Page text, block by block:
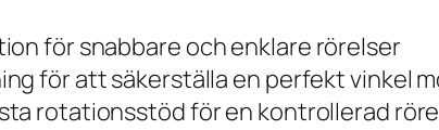
för snabbare och enklare rörelser
för att säkerställa en perfekt vinkel
rotationsstöd för en kontrollerad